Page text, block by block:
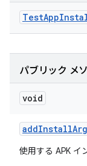
TestApp
パブリック メ
void
addInstallArg
使用する APK イ